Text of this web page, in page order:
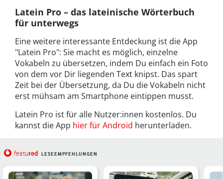
Latein Pro – das lateinische Wörterbuch
für unterwegs
Eine weitere interessante Entdeckung ist die App
"Latein Pro": Sie macht es möglich, einzelne
Vokabeln zu übersetzen, indem Du einfach ein Foto
von dem vor Dir liegenden Text knipst. Das spart
Zeit bei der Übersetzung, da Du die Vokabeln nicht
erst mühsam am Smartphone eintippen musst.
Latein Pro ist für alle Nutzer:innen kostenlos. Du
kannst die App hier für Android herunterladen.
featured LESEEMPFEHLUNGEN